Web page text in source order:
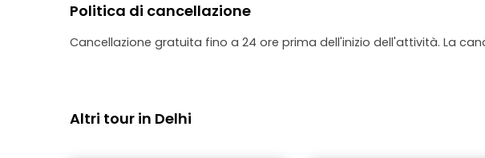
Politica di cancellazione
Cancellazione gratuita fino a 24 ore prima dell'inizio dell'attività. La
Altri tour in Delhi